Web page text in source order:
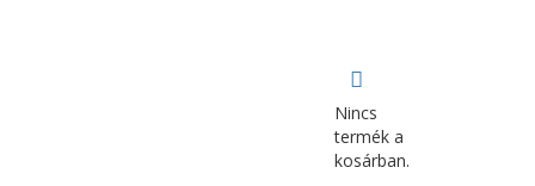
Nincs
termék a
kosárban.